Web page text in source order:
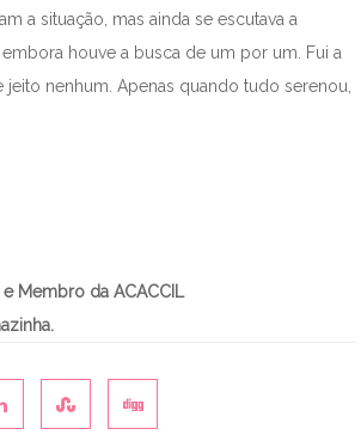
a situação, mas ainda se escutava a
houve a busca de um por um. Fui a
nenhum. Apenas quando tudo serenou,
Membro da ACACCIL